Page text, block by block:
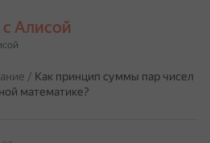
с Алисой
/ Как принцип суммы пар чисел
математике?